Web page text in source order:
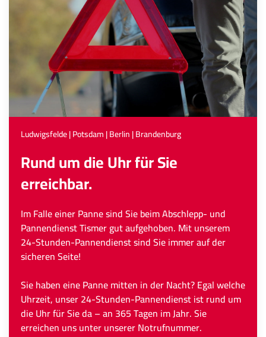
Ludwigsfelde | Potsdam | Berlin | Brandenburg
Rund um die Uhr für Sie
erreichbar.
Im Falle einer Panne sind Sie beim Abschlepp- und
Pannendienst Tismer gut aufgehoben. Mit unserem
24-Stunden-Pannendienst sind Sie immer auf der
sicheren Seite!
Sie haben eine Panne mitten in der Nacht? Egal welche
Uhrzeit, unser 24-Stunden-Pannendienst ist rund um
die Uhr für Sie da – an 365 Tagen im Jahr. Sie
erreichen uns unter unserer Notrufnummer.